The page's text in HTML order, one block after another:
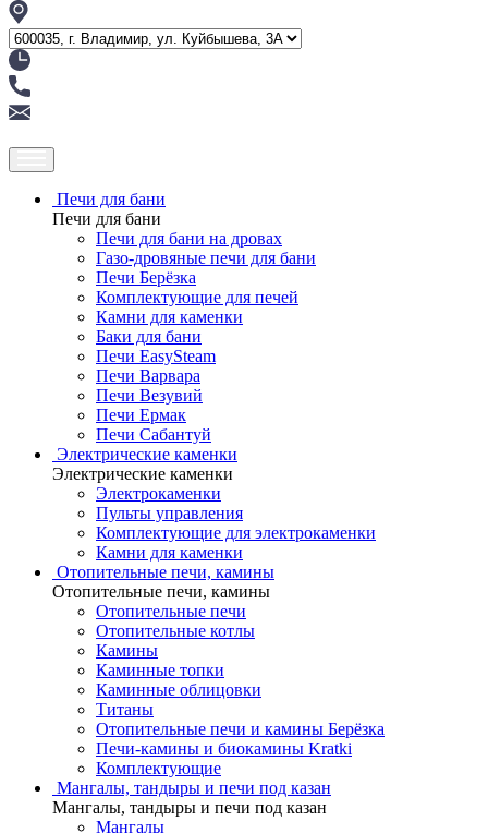
Печи для бани
Печи для бани
Печи для бани на дровах
Газо-дровяные печи для бани
Печи Берёзка
Комплектующие для печей
Камни для каменки
Баки для бани
Печи EasySteam
Печи Варвара
Печи Везувий
Печи Ермак
Печи Сабантуй
Электрические каменки
Электрические каменки
Электрокаменки
Пульты управления
Комплектующие для электрокаменки
Камни для каменки
Отопительные печи, камины
Отопительные печи, камины
Отопительные печи
Отопительные котлы
Камины
Каминные топки
Каминные облицовки
Титаны
Отопительные печи и камины Берёзка
Печи-камины и биокамины Kratki
Комплектующие
Мангалы, тандыры и печи под казан
Мангалы, тандыры и печи под казан
Мангалы